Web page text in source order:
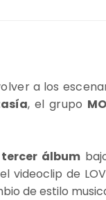
a los
, el grupo
álbum
de
de estilo